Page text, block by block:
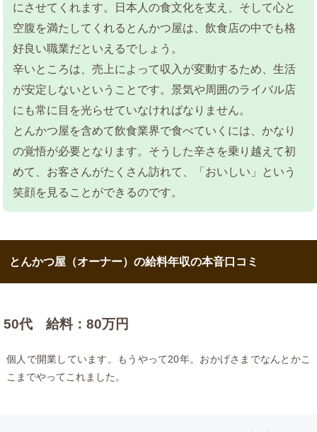
にさせてくれます。日本人の食文化を支え、そして心と
空腹を満たしてくれるとんかつ屋は、飲食店の中でも格
好良い職業だといえるでしょう。
辛いところは、売上によって収入が変動するため、生活
が安定しないということです。景気や周囲のライバル店
にも常に目を光らせていなければなりません。
とんかつ屋を含めて飲食業界で食べていくには、かなり
の覚悟が必要となります。そうした辛さを乗り越えて初
めて、お客さんがたくさん訪れて、「おいしい」という
笑顔を見ることができるのです。
とんかつ屋（オーナー）の給料年収の本音口コミ
50代 給料：80万円
個人で開業しています。もうやって20年。おかげさまでなんとかこ
こまでやってこれました。